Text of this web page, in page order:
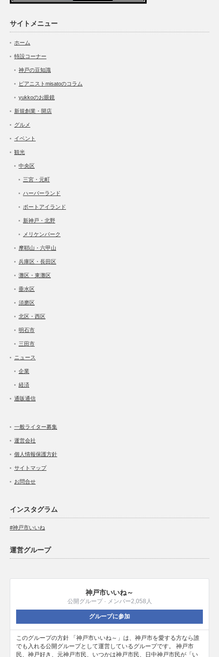
サイトメニュー
ホーム
特設コーナー
神戸の豆知識
ピアニストmisatoのコラム
yukkoのお眼鏡
新規創業・開店
グルメ
イベント
観光
中央区
三宮・元町
ハーバーランド
ポートアイランド
新神戸・北野
メリケンパーク
摩耶山・六甲山
兵庫区・長田区
灘区・東灘区
垂水区
須磨区
北区・西区
明石市
三田市
ニュース
企業
経済
通販通信
一般ライター募集
運営会社
個人情報保護方針
サイトマップ
お問合せ
インスタグラム
#神戸市いいね
運営グループ
神戸市いいね～
公開グループ · メンバー2,058人
グループに参加
このグループの方針 「神戸市いいね～」は、神戸市を愛する方なら誰
でも入れる公開グループとして運営しているグループです。 神戸市
民、神戸好き、元神戸市民、いつかは神戸市民、日中神戸市民が「い